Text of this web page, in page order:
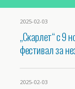
2025-02-03
„Скарлет“ с 9
фестивал за
2025-02-03